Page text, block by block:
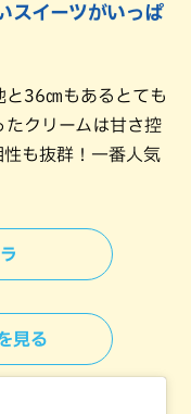
スイーツがいっぱ
と36㎝もあるとても
クリームは甘さ控
も抜群！一番人気
見る